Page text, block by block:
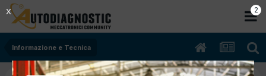
Informazione e Tecnica
2
X